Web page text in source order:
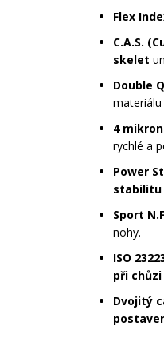
Flex
C.A.S.
skelet
Double
4
rychlé a
Power
Sport
nohy.
ISO
při
Dvojitý